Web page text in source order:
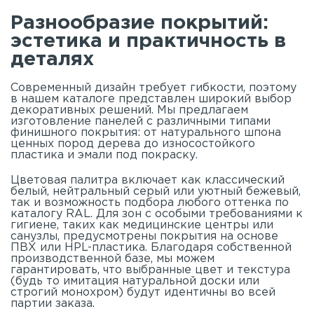
Разнообразие покрытий:
эстетика и практичность в
деталях
Современный дизайн требует гибкости, поэтому
в нашем каталоге представлен широкий выбор
декоративных решений. Мы предлагаем
изготовление панелей с различными типами
финишного покрытия: от натурального шпона
ценных пород дерева до износостойкого
пластика и эмали под покраску.
Цветовая палитра включает как классический
белый, нейтральный серый или уютный бежевый,
так и возможность подбора любого оттенка по
каталогу RAL. Для зон с особыми требованиями к
гигиене, таких как медицинские центры или
санузлы, предусмотрены покрытия на основе
ПВХ или HPL-пластика. Благодаря собственной
производственной базе, мы можем
гарантировать, что выбранные цвет и текстура
(будь то имитация натуральной доски или
строгий монохром) будут идентичны во всей
партии заказа.